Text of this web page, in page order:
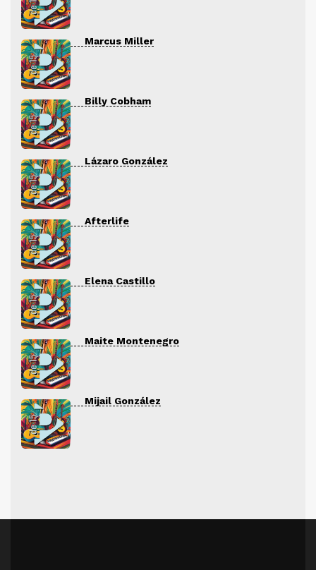
Marcus Miller
Billy Cobham
Lázaro González
Afterlife
Elena Castillo
Maite Montenegro
Mijail González